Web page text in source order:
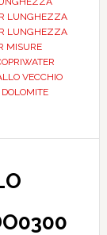
LUNGHEZZA
LUNGHEZZA
MISURE
VECCHIO
DOLOMITE